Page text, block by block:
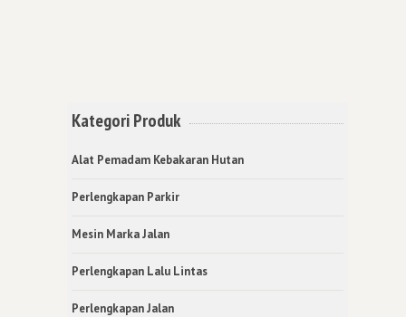
Kategori Produk
Alat Pemadam Kebakaran Hutan
Perlengkapan Parkir
Mesin Marka Jalan
Perlengkapan Lalu Lintas
Perlengkapan Jalan